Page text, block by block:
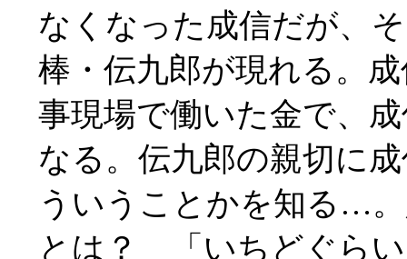
なくなった成信だが、
棒・伝九郎が現れる。
事現場で働いた金で、
なる。伝九郎の親切に
ういうことかを知る…
とは？ 「いちどぐら